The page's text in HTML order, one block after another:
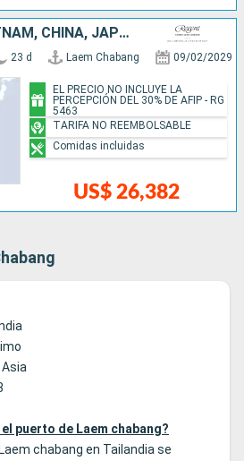
COREA DEL SUR, VIETNAM, CHINA, JAPÓN, TAILANDIA, TAIWÁN
23 d Laem Chabang 09/02/2029
US$ 26,382
EL PRECIO NO INCLUYE LA
PERCEPCIÓN DEL 30% DE AFIP - RG
5463
TARIFA NO REEMBOLSABLE
Comidas incluidas
puerto de Laem chabang?
chabang en Tailandia se